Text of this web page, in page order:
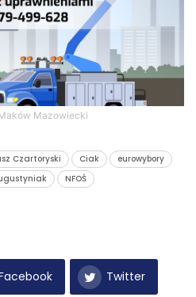
Mazowiecki
Czartoryski Ciak
eurowybory
NFOŚ
Twitter